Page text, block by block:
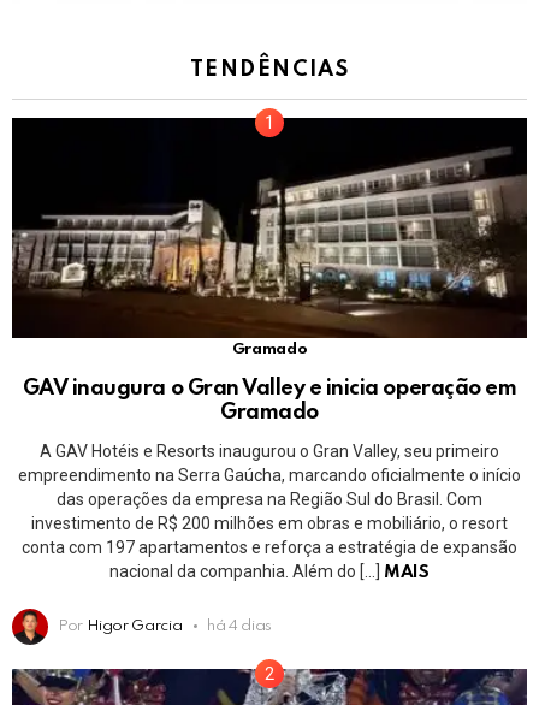
TENDÊNCIAS
Gramado
GAV inaugura o Gran Valley e inicia operação em
Gramado
A GAV Hotéis e Resorts inaugurou o Gran Valley, seu primeiro
empreendimento na Serra Gaúcha, marcando oficialmente o início
das operações da empresa na Região Sul do Brasil. Com
investimento de R$ 200 milhões em obras e mobiliário, o resort
conta com 197 apartamentos e reforça a estratégia de expansão
nacional da companhia. Além do […]
MAIS
Por Higor Garcia há 4 dias